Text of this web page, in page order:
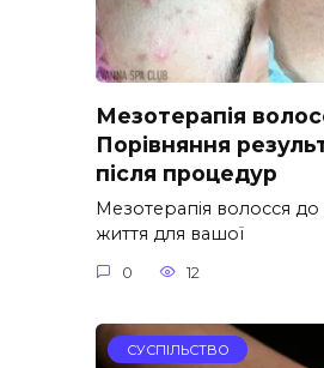
Мезотерапія
Порівняння
після процедур
Мезотерапія волосся до
життя для вашої
0 12
СУСПІЛЬСТВО